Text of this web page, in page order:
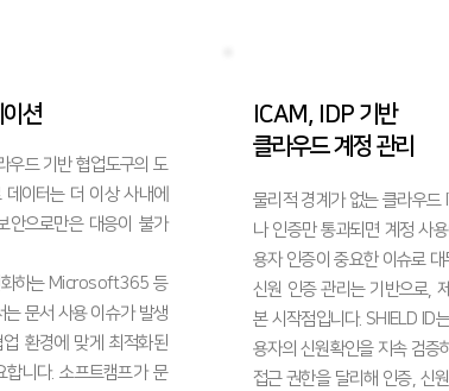
션
우드 기반 협업도구의 도
이터는 더 이상 사내에
안으로만은 대응이 불가
화하는 Microsoft365 등
문서 사용 이슈가 발생
환경에 맞게 최적화된
니다. 소프트캠프가 문
ICAM, IDP 기반
클라우드 계정 관리
물리적 경계가 없는 클라우드
나 인증만 통과되면 계정 사
용자 인증이 중요한 이슈로
신원 인증 관리는 기반으로,
본 시작점입니다. SHIELD ID
용자의 신원확인을 지속 검증
접근 권한을 달리해 인증, 신